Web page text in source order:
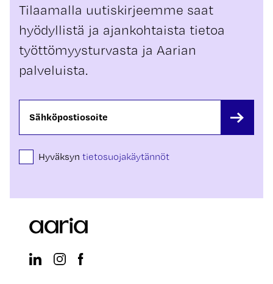
Tilaamalla uutiskirjeemme saat
hyödyllistä ja ajankohtaista tietoa
työttömyysturvasta ja Aarian
palveluista.
Hyväksyn tietosuojakäytännöt